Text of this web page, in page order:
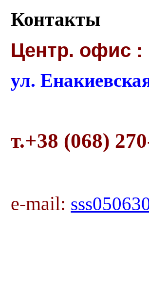
Контакты
Центр. офис :
ул.
т.+38 (068)
e-mail: